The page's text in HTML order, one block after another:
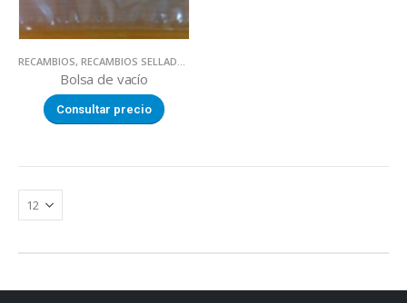
RECAMBIOS, RECAMBIOS SELLADORAS DE BOLSAS
Bolsa de vacío
Consultar precio